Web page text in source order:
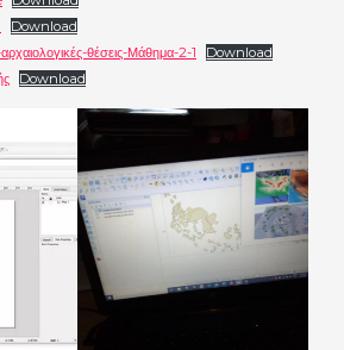
Download
θέσεις-Μάθημα-2-1
Download
Download